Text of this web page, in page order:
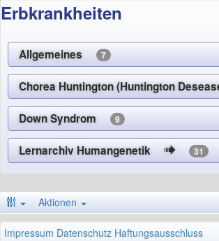
Erbkrankheiten
Allgemeines 7
Chorea Huntington (Huntington
Down Syndrom 9
Lernarchiv Humangenetik 31
Aktionen
Impressum Datenschutz Haftungsausschluss